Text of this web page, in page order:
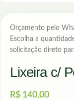
Orçamento pelo
Escolha a
solicitação direto
Lixeira c/
R$140,00